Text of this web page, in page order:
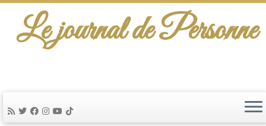
Le journal de Personne